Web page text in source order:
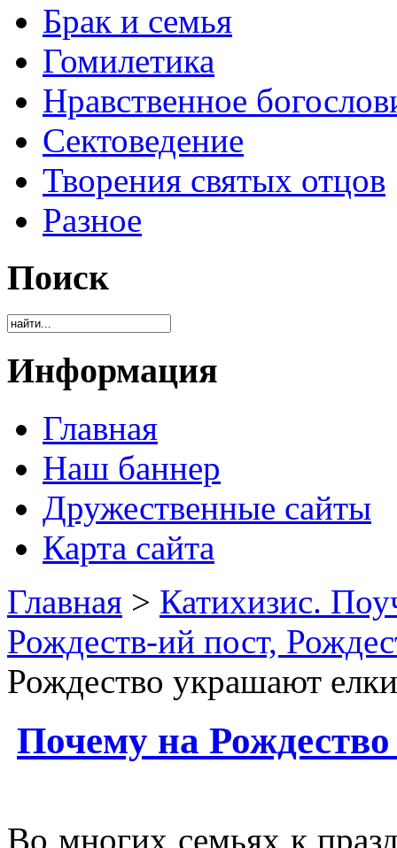
Брак и семья
Гомилетика
Нравственное
Сектоведение
Творения святых отцов
Разное
Поиск
Информация
Главная
Наш баннер
Дружественные сайты
Карта сайта
Главная > Катихизис.
Рождеств-ий пост,
Рождество украшают елки
Почему на
Во многих семьях к